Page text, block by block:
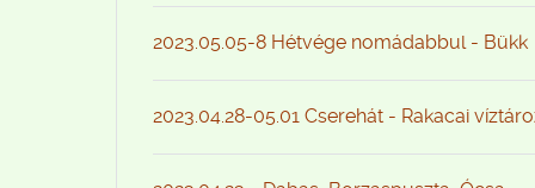
2023.05.05-8 Hétvége nomádabbul - Bükk
2023.04.28-05.01 Cserehát - Rakacai